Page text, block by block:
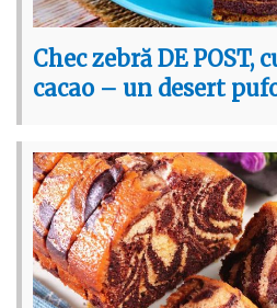
Chec zebră DE POST,
cacao – un desert